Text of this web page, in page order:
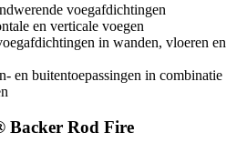
voegafdichtingen
en verticale voegen
in wanden, vloeren en
en buitentoepassingen in combinatie
Backer Rod Fire